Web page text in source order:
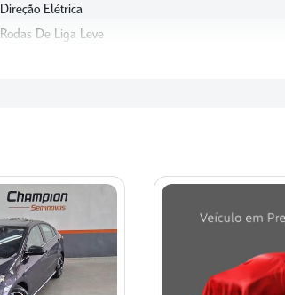
Direção Elétrica
Rodas De Liga Leve